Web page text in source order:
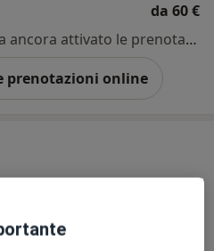
da 60 €
Questo dottore non ha ancora attivato le prenotazioni online presso questo indirizzo.
prenotazioni online